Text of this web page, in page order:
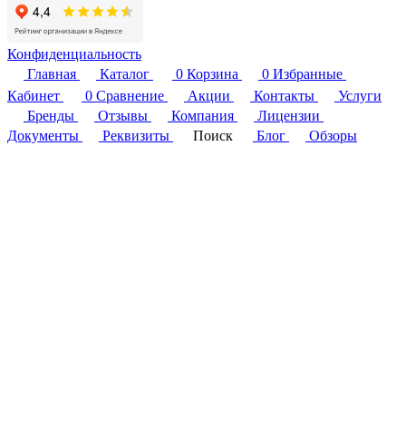
Конфиденциальность
Главная
Каталог 0 Корзина 0 Избранные
Кабинет
0 Сравнение Акции Контакты
Услуги
Бренды
Отзывы Компания
Лицензии
Документы
Реквизиты Поиск Блог Обзоры